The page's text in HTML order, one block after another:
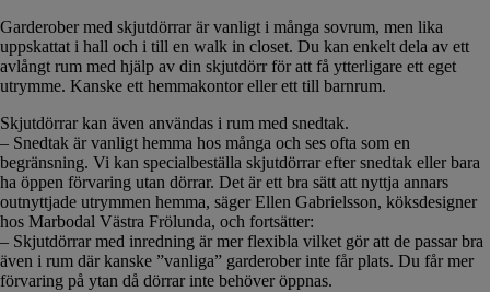
Garderober med skjutdörrar är vanligt i många sovrum, men lika
uppskattat i hall och i till en walk in closet. Du kan enkelt dela av ett
avlångt rum med hjälp av din skjutdörr för att få ytterligare ett eget
utrymme. Kanske ett hemmakontor eller ett till barnrum.
Skjutdörrar kan även användas i rum med snedtak.
– Snedtak är vanligt hemma hos många och ses ofta som en
begränsning. Vi kan specialbeställa skjutdörrar efter snedtak eller bara
ha öppen förvaring utan dörrar. Det är ett bra sätt att nyttja annars
outnyttjade utrymmen hemma, säger Ellen Gabrielsson, köksdesigner
hos Marbodal Västra Frölunda, och fortsätter:
– Skjutdörrar med inredning är mer flexibla vilket gör att de passar bra
även i rum där kanske ”vanliga” garderober inte får plats. Du får mer
förvaring på ytan då dörrar inte behöver öppnas.